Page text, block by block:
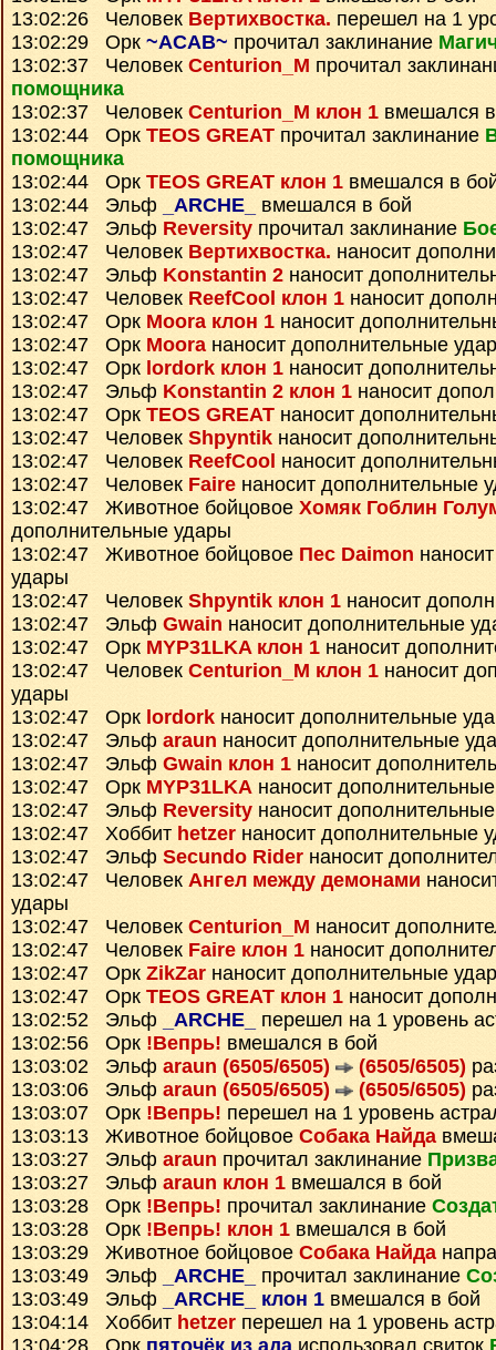
13:02:26 Человек Вертихвостка. перешел на 1
13:02:29 Орк ~ACAB~ прочитал заклинание
13:02:37 Человек Centurion_M прочитал
помощника
13:02:37 Человек Centurion_M клон 1 вмешался
13:02:44 Орк TEOS GREAT прочитал заклинание
помощника
13:02:44 Орк TEOS GREAT клон 1 вмешался в
13:02:44 Эльф
_ARCHE_
вмешался в бой
13:02:47 Эльф Reversity прочитал заклинание
13:02:47 Человек Вертихвостка. наносит
13:02:47 Эльф Konstantin 2 наносит
13:02:47 Человек ReefCool клон 1 наносит
13:02:47 Орк Moora клон 1 наносит
13:02:47 Орк Mooraнаносит дополнительные
13:02:47 Орк lordork клон 1 наносит
13:02:47 Эльф Konstantin 2 клон 1 наносит
13:02:47 Орк TEOS GREAT наносит
13:02:47 Человек Shpyntik наносит
13:02:47 Человек ReefCool наносит
13:02:47 Человек Faire наносит дополнительные
13:02:47 Животное бойцовое Хомяк Гоблин
дополнительные удары
13:02:47 Животное бойцовое Пес Daimon
удары
13:02:47 Человек Shpyntik клон 1 наносит
13:02:47 Эльф Gwain наносит дополнительные
13:02:47 Орк MYP31LKA клон 1 наносит
13:02:47 Человек Centurion_M клон 1 наносит
удары
13:02:47 Орк lordork наносит дополнительные
13:02:47 Эльф araun наносит дополнительные
13:02:47 Эльф Gwain клон 1 наносит
13:02:47 Орк MYP31LKA наносит
13:02:47 Эльф Reversity наносит
13:02:47 Хоббит hetzer наносит дополнительные
13:02:47 Эльф Secundo Rider наносит
13:02:47 Человек Ангел между демонами
удары
13:02:47 Человек Centurion_M наносит
13:02:47 Человек Faire клон 1 наносит
13:02:47 Орк ZikZar наносит дополнительные
13:02:47 Орк TEOS GREAT клон 1 наносит
13:02:52 Эльф
_ARCHE_
перешел на 1 уровень
13:02:56 Орк !Вепрь! вмешался в бой
13:03:02 Эльф araun (6505/6505) (6505/6505)
13:03:06 Эльф araun (6505/6505) (6505/6505)
13:03:07 Орк !Вепрь! перешел на 1 уровень
13:03:13 Животное бойцовое Собака Найда
13:03:27 Эльф araun прочитал заклинание
13:03:27 Эльф araun клон 1 вмешался в бой
13:03:28 Орк !Вепрь! прочитал заклинание
13:03:28 Орк !Вепрь! клон 1 вмешался в бой
13:03:29 Животное бойцовое Собака Найда
13:03:49 Эльф
_ARCHE_ прочитал заклинание
13:03:49 Эльф
_ARCHE_ клон 1 вмешался в бой
13:04:14 Хоббит hetzer перешел на 1 уровень
13:04:28 Орк пяточёк из адаиспользовал свиток